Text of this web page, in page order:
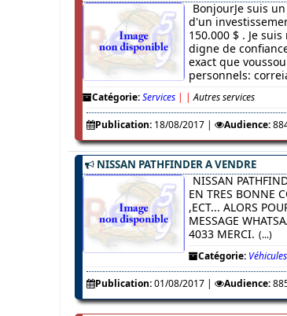
BonjourJe suis
d'un
150.000 $ . Je
digne de
exact que
personnels:
Catégorie: Services | | Autres services
Publication: 18/08/2017| Audience:
NISSAN PATHFINDER A VENDRE
NISSAN
EN TRES BONNE
,ECT... ALORS
MESSAGE
4033 MERCI. (...)
Catégorie: Véhicules
Publication: 01/08/2017| Audience: